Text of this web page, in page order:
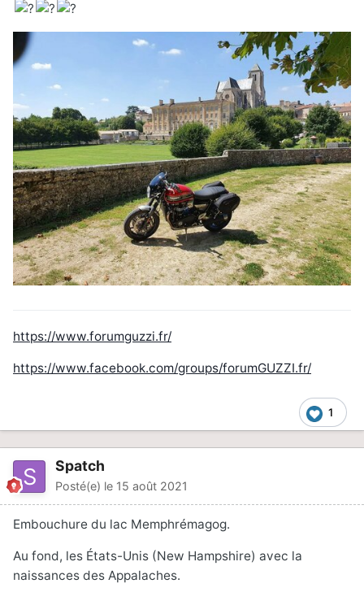
1
https://www.forumguzzi.fr/
https://www.facebook.com/groups/forumGUZZI.fr/
Spatch
Posté(e) le 15 août 2021
Embouchure du lac Memphrémagog.
Au fond, les États-Unis (New Hampshire) avec la
naissances des Appalaches.